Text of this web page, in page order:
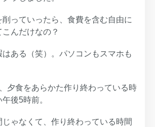
削っていったら、食費を含む自由に
んだけなの？
ある（笑）。パソコンもスマホも
夕食をあらかた作り終わっている時
後5時前。
ゃなくて、作り終わっている時間